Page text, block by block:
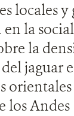
locales y
la
la
jaguar
los Andes